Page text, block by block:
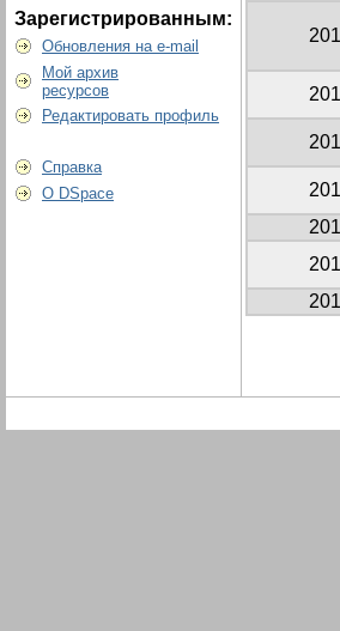
Зарегистрированным:
Обновления на e-mail
Мой архив
ресурсов
Редактировать профиль
Справка
О DSpace